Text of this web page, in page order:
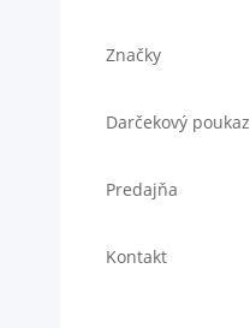
Značky
Darčekový poukaz
Predajňa
Kontakt